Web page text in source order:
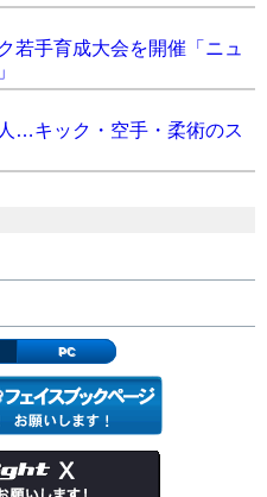
若手育成大会を開催「ニュ
…キック・空手・柔術のス
PC